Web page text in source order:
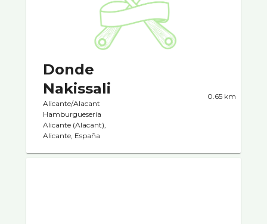
Donde
Nakissali
Alicante/Alacant
Hamburgueserí­a
Alicante (Alacant),
Alicante, España
0.65 km